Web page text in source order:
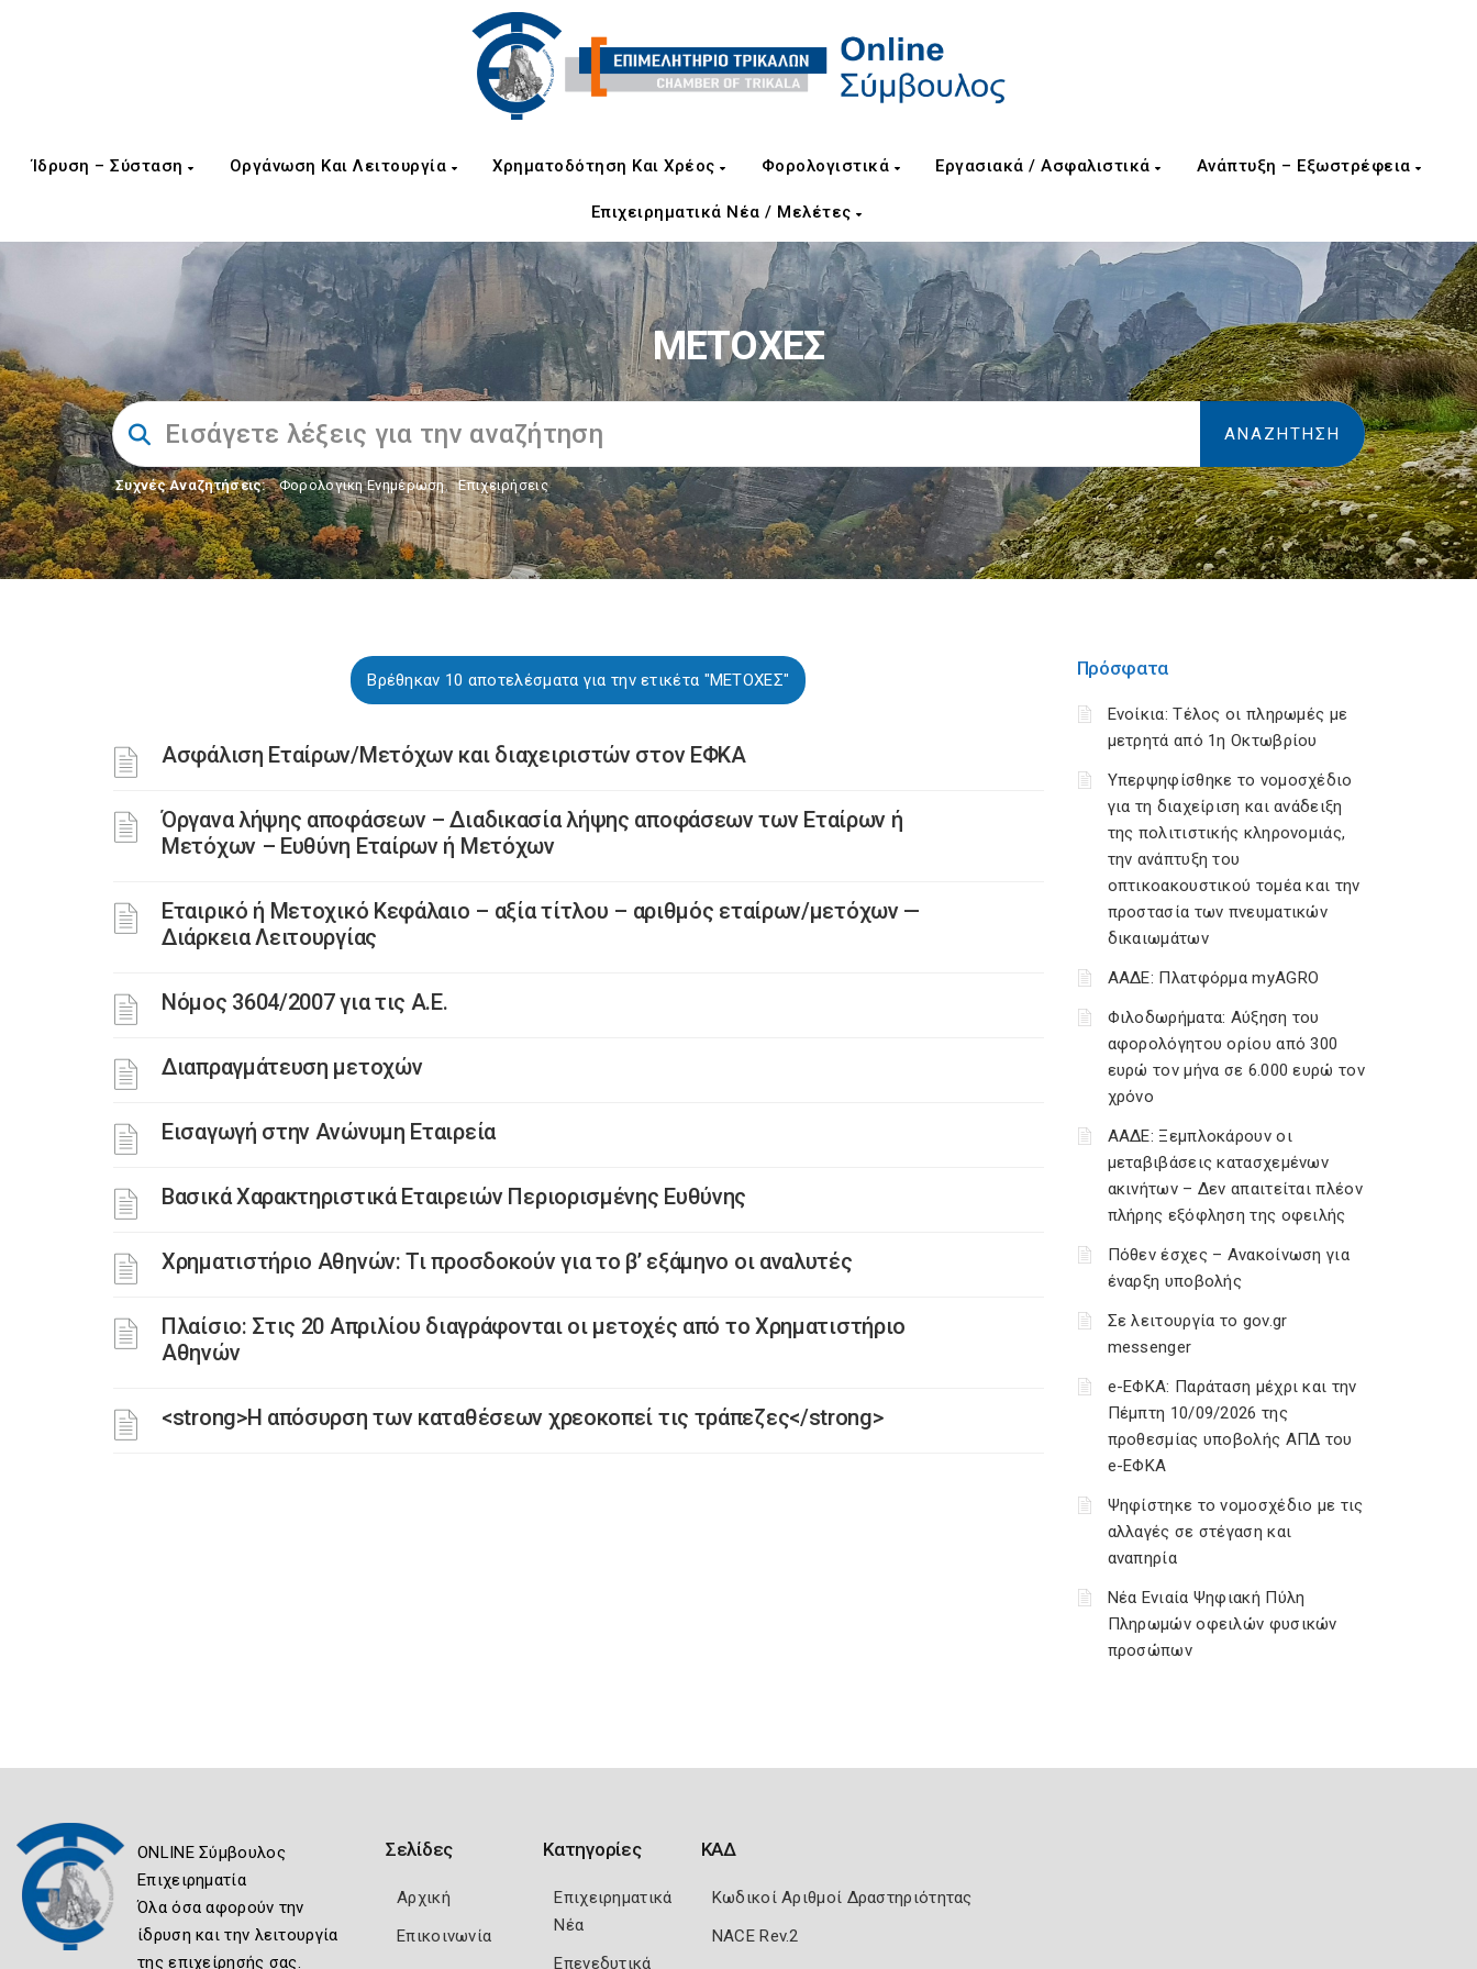
Ίδρυση – Σύσταση Οργάνωση Και Λειτουργία Χρηματοδότηση Και Χρέος Φορολογιστικά Εργασιακά / Ασφαλιστικά Ανάπτυξη – Εξωστρέφεια
Επιχειρηματικά Νέα / Μελέτες
ΜΕΤΟΧΕΣ
Συχνές Αναζητήσεις: Φορολογικη Ενημέρωση, Επιχειρήσεις
Βρέθηκαν 10 αποτελέσματα για την ετικέτα "ΜΕΤΟΧΕΣ"
Ασφάλιση Εταίρων/Μετόχων και διαχειριστών στον ΕΦΚΑ
Όργανα λήψης αποφάσεων – Διαδικασία λήψης αποφάσεων των Εταίρων ή
Μετόχων – Ευθύνη Εταίρων ή Μετόχων
Εταιρικό ή Μετοχικό Κεφάλαιο – αξία τίτλου – αριθμός εταίρων/μετόχων —
Διάρκεια Λειτουργίας
Nόμος 3604/2007 για τις Α.Ε.
Διαπραγμάτευση μετοχών
Εισαγωγή στην Ανώνυμη Εταιρεία
Βασικά Χαρακτηριστικά Εταιρειών Περιορισμένης Ευθύνης
Χρηματιστήριο Αθηνών: Τι προσδοκούν για το β’ εξάμηνο οι αναλυτές
Πλαίσιο: Στις 20 Απριλίου διαγράφονται οι μετοχές από το Χρηματιστήριο
Αθηνών
<strong>Η απόσυρση των καταθέσεων χρεοκοπεί τις τράπεζες</strong>
Πρόσφατα
Ενοίκια: Τέλος οι πληρωμές με
μετρητά από 1η Οκτωβρίου
Υπερψηφίσθηκε το νομοσχέδιο
για τη διαχείριση και ανάδειξη
της πολιτιστικής κληρονομιάς,
την ανάπτυξη του
οπτικοακουστικού τομέα και την
προστασία των πνευματικών
δικαιωμάτων
ΑΑΔΕ: Πλατφόρμα myAGRO
Φιλοδωρήματα: Αύξηση του
αφορολόγητου ορίου από 300
ευρώ τον μήνα σε 6.000 ευρώ τον
χρόνο
ΑΑΔΕ: Ξεμπλοκάρουν οι
μεταβιβάσεις κατασχεμένων
ακινήτων – Δεν απαιτείται πλέον
πλήρης εξόφληση της οφειλής
Πόθεν έσχες – Ανακοίνωση για
έναρξη υποβολής
Σε λειτουργία το gov.gr
messenger
e-ΕΦΚΑ: Παράταση μέχρι και την
Πέμπτη 10/09/2026 της
προθεσμίας υποβολής ΑΠΔ του
e-ΕΦΚΑ
Ψηφίστηκε το νομοσχέδιο με τις
αλλαγές σε στέγαση και
αναπηρία
Νέα Ενιαία Ψηφιακή Πύλη
Πληρωμών οφειλών φυσικών
προσώπων
ONLINE Σύμβουλος
Επιχειρηματία
Όλα όσα αφορούν την
ίδρυση και την λειτουργία
της επιχείρησής σας.
Σελίδες
Αρχική
Επικοινωνία
Κατηγορίες
Επιχειρηματικά
Νέα
Επενεδυτικά
ΚΑΔ
Κωδικοί Αριθμοί Δραστηριότητας
NACE Rev.2